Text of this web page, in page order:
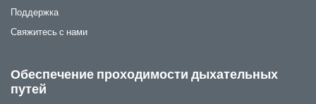
Поддержка
Свяжитесь с нами
Обеспечение проходимости дыхательных
путей